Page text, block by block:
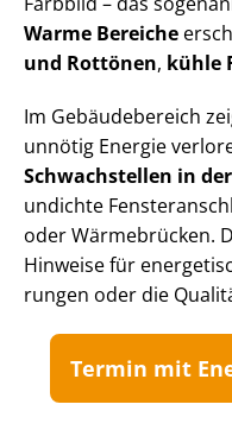
Warme Bereiche
und Rottönen, kühle
Im Gebäudebereich
unnötig Energie
Schwachstellen in
undichte
oder Wärmebrücken.
Hinweise für
run­gen oder die
Termin mit